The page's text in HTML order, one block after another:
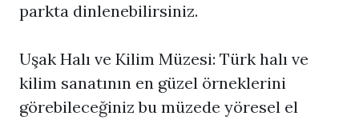
parkta dinlenebilirsiniz.
Uşak Halı ve Kilim Müzesi: Türk halı ve
kilim sanatının en güzel örneklerini
görebileceğiniz bu müzede yöresel el